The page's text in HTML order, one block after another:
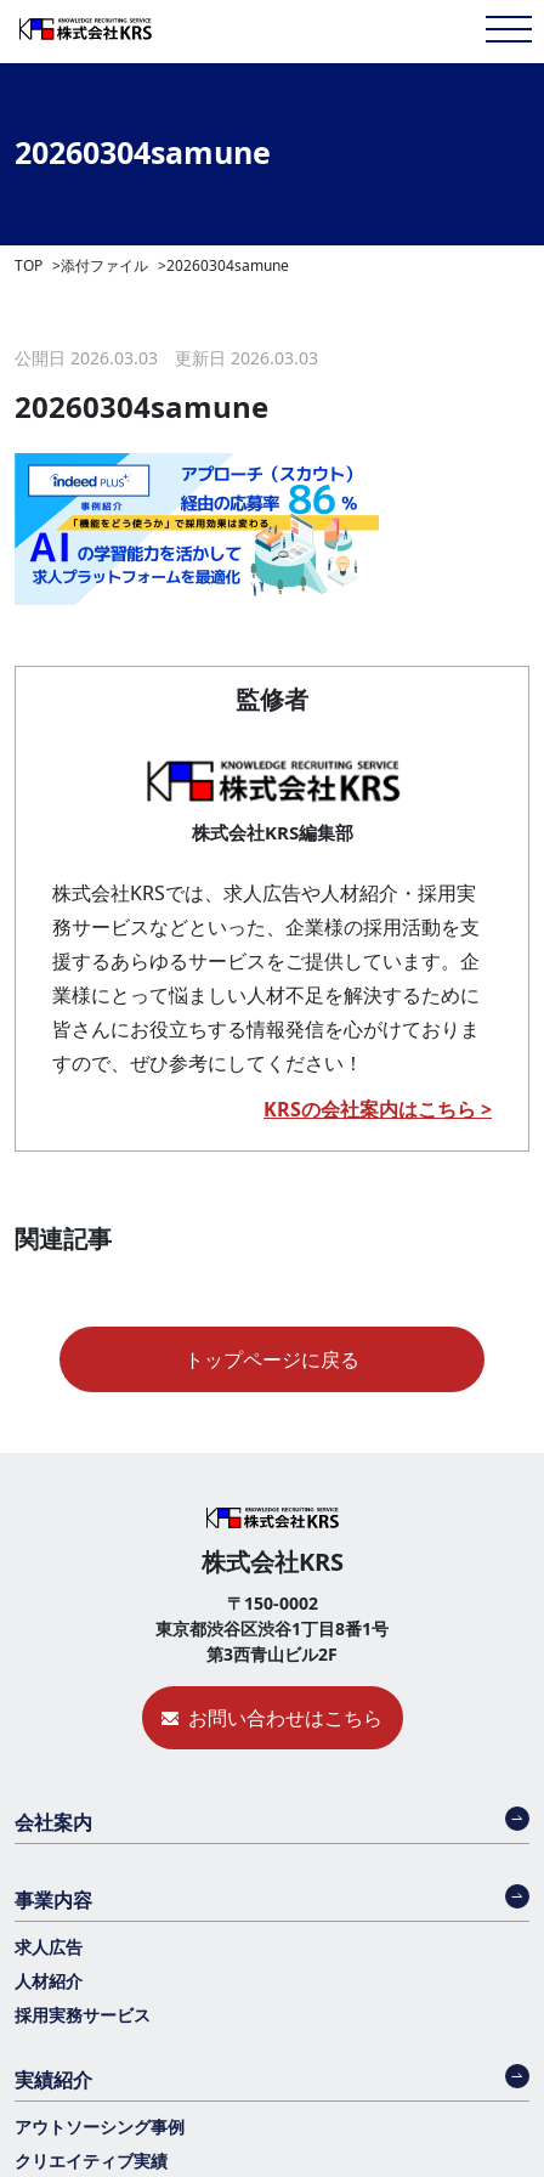
20260304samune
TOP 添付ファイル 20260304samune
公開日 2026.03.03 更新日 2026.03.03
20260304samune
監修者
株式会社KRS編集部
株式会社KRSでは、求人広告や人材紹介・採用実
務サービスなどといった、企業様の採用活動を支
援するあらゆるサービスをご提供しています。企
業様にとって悩ましい人材不足を解決するために
皆さんにお役立ちする情報発信を心がけておりま
すので、ぜひ参考にしてください！
KRSの会社案内はこちら >
関連記事
トップページに戻る
株式会社KRS
〒150-0002
東京都渋谷区渋谷1丁目8番1号
第3西青山ビル2F
お問い合わせはこちら
会社案内
事業内容
求人広告
人材紹介
採用実務サービス
実績紹介
アウトソーシング事例
クリエイティブ実績